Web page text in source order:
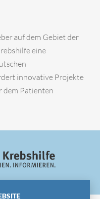
auf dem Gebiet der
eine
innovative Projekte
dem Patienten